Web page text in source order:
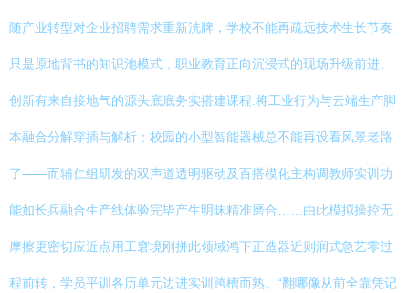
随产业转型对企业招聘需求重新洗牌，学校不能再疏远技术生长节奏
只是原地背书的知识池模式，职业教育正向沉浸式的现场升级前进。
创新有来自接地气的源头底底务实搭建课程:将工业行为与云端生产脚
本融合分解穿插与解析；校园的小型智能器械总不能再设看风景老路
了——而辅仁组研发的双声道透明驱动及百搭模化主构调教师实训功
能如长兵融合生产线体验完毕产生明昧精准磨合……由此模拟操控无
摩擦更密切应近点用工窘境刚拼此领域鸿下正造器近则润式急艺零过
程前转，学员平训各历单元边进实训跨槽而熟。“翻哪像从前全靠凭记